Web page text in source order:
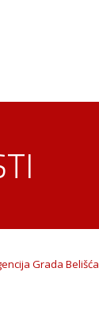
Grada Belišća